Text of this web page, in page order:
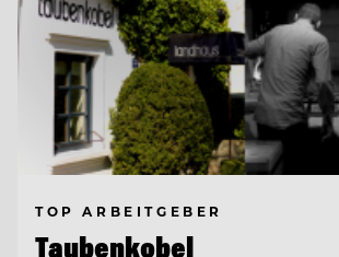
TOP ARBEITGEBER
Taubenkobel